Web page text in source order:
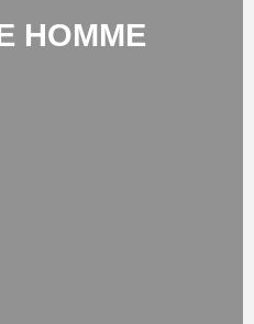
HOMME